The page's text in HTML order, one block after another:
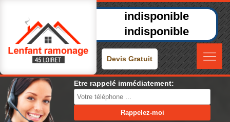
indisponible
indisponible
Devis Gratuit
Etre rappelé immédiatement: